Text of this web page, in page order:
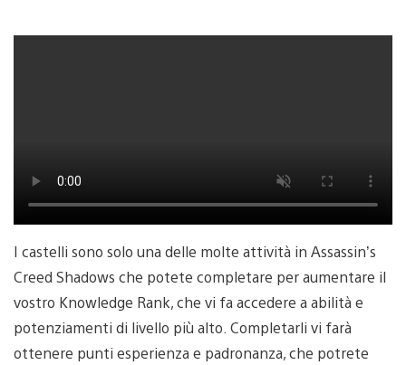
I castelli sono solo una delle molte attività in Assassin’s
Creed Shadows che potete completare per aumentare il
vostro Knowledge Rank, che vi fa accedere a abilità e
potenziamenti di livello più alto. Completarli vi farà
ottenere punti esperienza e padronanza, che potrete